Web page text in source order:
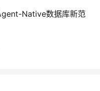
Native数据库新范